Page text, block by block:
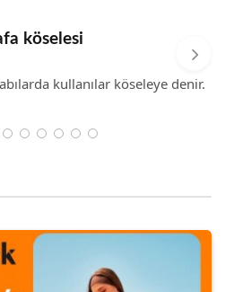
köselesi
kullanılar köseleye denir.